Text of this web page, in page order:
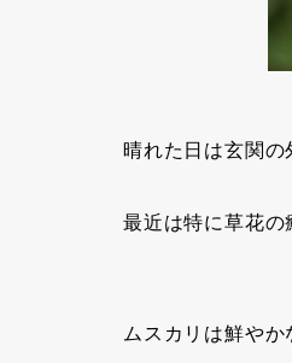
晴れた日は玄関の
最近は特に草花の
ムスカリは鮮やか